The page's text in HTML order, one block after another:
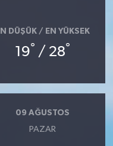
DÜŞÜK / EN YÜKSEK
19° / 28°
09 AĞUSTOS
PAZAR